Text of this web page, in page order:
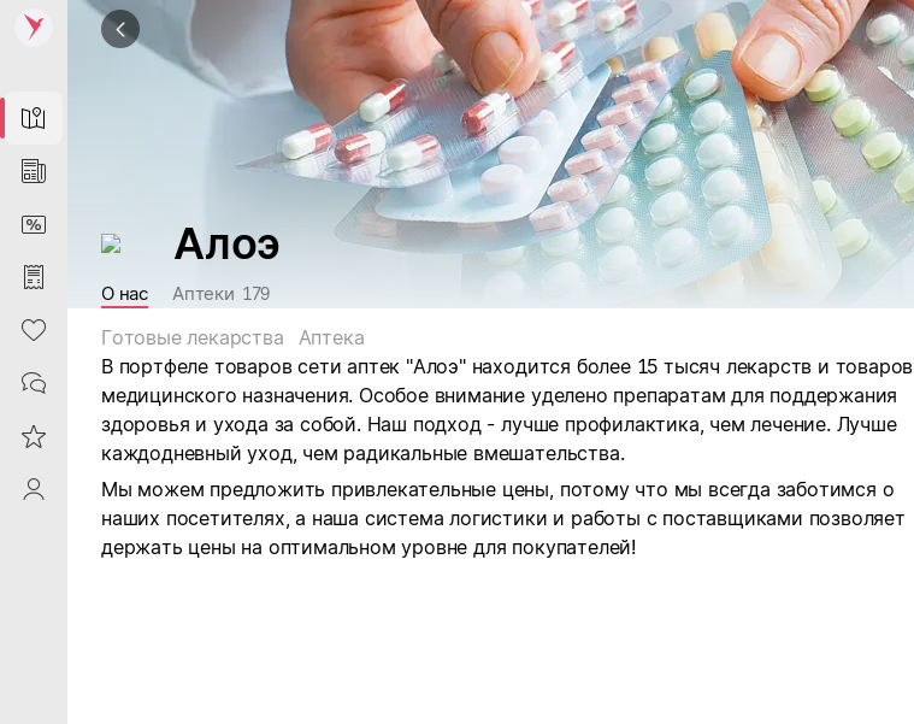
Map
News
DiscountCard
Purchases
Heart
Contacts
Reviews
ProfileSaby
Алоэ
О нас Аптеки 179
Готовые лекарства
Аптека
В портфеле товаров сети аптек "Алоэ" находится более 15 тысяч лекарств и товаров
медицинского назначения. Особое внимание уделено препаратам для поддержания
здоровья и ухода за собой. Наш подход - лучше профилактика, чем лечение. Лучше
каждодневный уход, чем радикальные вмешательства.
Мы можем предложить привлекательные цены, потому что мы всегда заботимся о
наших посетителях, а наша система логистики и работы с поставщиками позволяет
держать цены на оптимальном уровне для покупателей!